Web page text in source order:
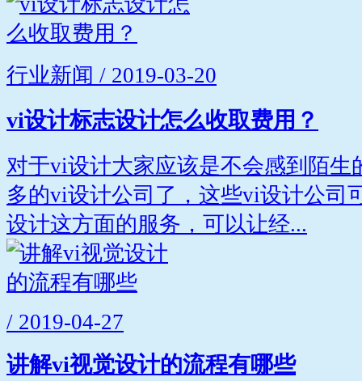
行业新闻 / 2019-03-20
vi设计标志设计怎么收取费用？
对于vi设计大家应该是不会感到陌生
多的vi设计公司了，这些vi设计公司
设计这方面的服务，可以让经...
/ 2019-04-27
讲解vi视觉设计的流程有哪些